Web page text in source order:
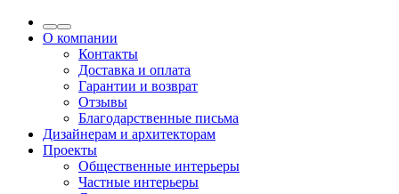
О компании
Контакты
Доставка и оплата
Гарантии и возврат
Отзывы
Благодарственные письма
Дизайнерам и архитекторам
Проекты
Общественные интерьеры
Частные интерьеры